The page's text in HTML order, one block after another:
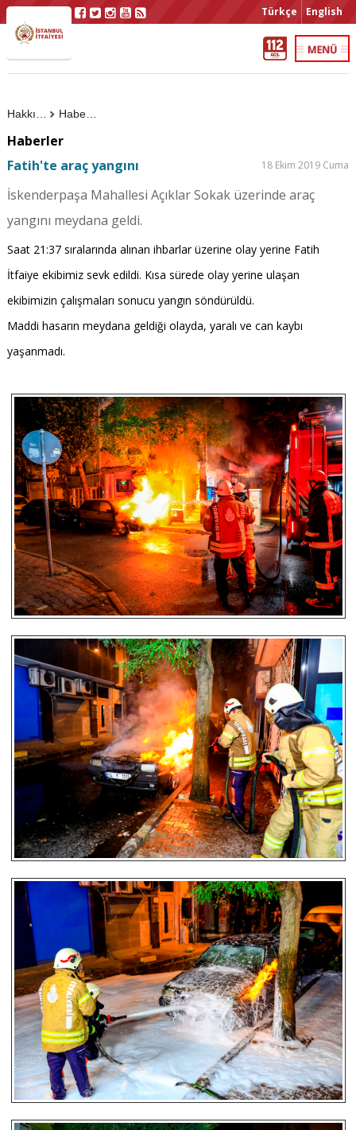
Türkçe English
Haberler
Haberler
Fatih'te araç yangını
18 Ekim 2019 Cuma
İskenderpaşa Mahallesi Açıklar Sokak üzerinde araç
yangını meydana geldi.
Saat 21:37 sıralarında alınan ihbarlar üzerine olay yerine Fatih
İtfaiye ekibimiz sevk edildi. Kısa sürede olay yerine ulaşan
ekibimizin çalışmaları sonucu yangın söndürüldü.
Maddi hasarın meydana geldiği olayda, yaralı ve can kaybı
yaşanmadı.